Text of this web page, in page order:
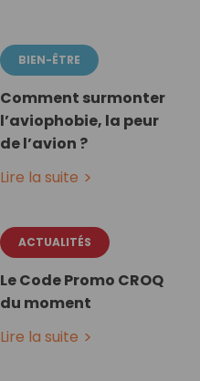
BIEN-ÊTRE
Comment surmonter
l’aviophobie, la peur
de l’avion ?
Lire la suite
ACTUALITÉS
Le Code Promo CROQ
du moment
Lire la suite